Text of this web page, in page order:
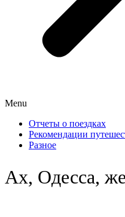
Menu
Отчеты о поездках
Рекомендации
Разное
Ах, Одесса,